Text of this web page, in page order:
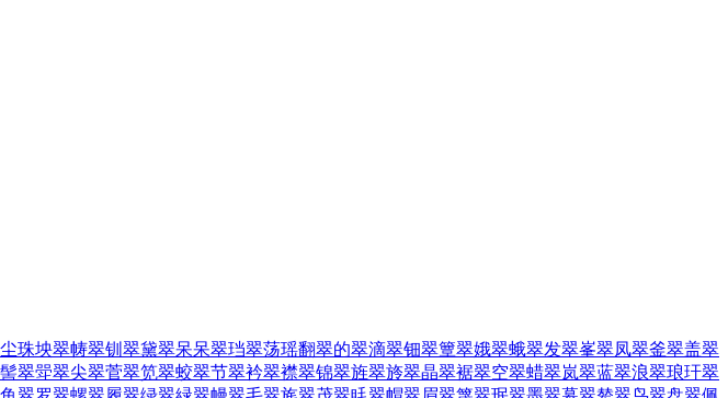
珠坱翠帱翠钏 翠黛翠呆呆翠珰翠荡瑶翻翠的翠滴翠钿翠簟翠娥翠蛾翠发翠峯翠凤翠釜翠盖翠
翠斝翠尖翠菅翠笕翠蛟翠节翠衿翠襟翠锦翠旌翠旍翠晶翠裾翠空翠蜡翠岚翠蓝翠浪翠琅玕翠